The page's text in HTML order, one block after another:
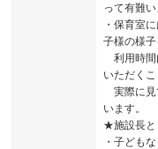
って有難
・保育室
子様の様子
利用時間
いただく
実際に見
います。
★施設長と
・子ども